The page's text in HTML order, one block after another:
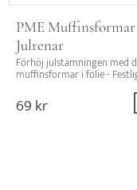
PME
Julrenar
Förhöj julstämningen med
muffinsformar i folie -
julbakverk!
69kr